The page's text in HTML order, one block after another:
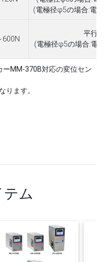
(電極径φ5の場合:電
600N
平行
(電極径φ5の場合:電
MM-370B対応の変位セン
ります。
テム